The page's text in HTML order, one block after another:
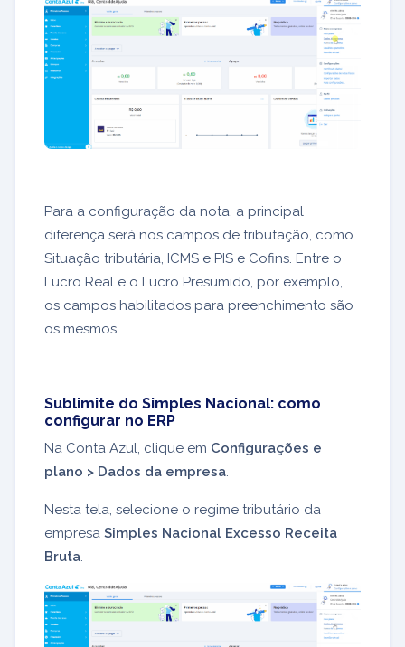
Para a configuração da nota, a principal
diferença será nos campos de tributação, como
Situação tributária, ICMS e PIS e Cofins. Entre o
Lucro Real e o Lucro Presumido, por exemplo,
os campos habilitados para preenchimento são
os mesmos.
Sublimite do Simples Nacional: como
configurar no ERP
Na Conta Azul, clique em Configurações e
plano > Dados da empresa
Nesta tela, selecione o regime tributário da
empresa Simples Nacional Excesso Receita
Bruta